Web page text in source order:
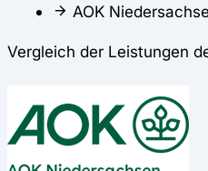
AOK
Vergleich der Leistungen